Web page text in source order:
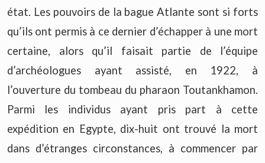
état. Les pouvoirs de la bague Atlante sont si forts
qu’ils ont permis à ce dernier d’échapper à une mort
certaine, alors qu’il faisait partie de l’équipe
d’archéologues ayant assisté, en 1922, à
l’ouverture du tombeau du pharaon Toutankhamon.
Parmi les individus ayant pris part à cette
expédition en Egypte, dix-huit ont trouvé la mort
dans d’étranges circonstances, à commencer par